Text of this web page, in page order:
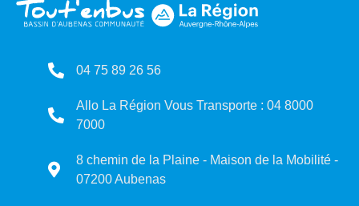
04 75 89 26 56
Allo La Région Vous Transporte : 04 8000
7000
8 chemin de la Plaine - Maison de la Mobilité -
07200 Aubenas